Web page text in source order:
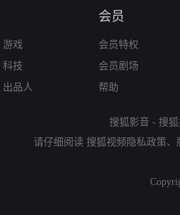
游戏
科技
出品人
会员
会员特权
会员剧场
帮助
搜狐影音 - 搜
请仔细阅读 搜狐视频隐私政策、